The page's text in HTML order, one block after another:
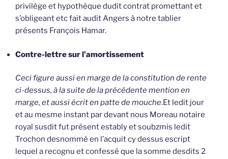
privilège et hypothèque dudit contrat promettant et
s’obligeant etc fait audit Angers à notre tablier
présents François Hamar.
Contre-lettre sur l’amortissement
Ceci figure aussi en marge de la constitution de rente
ci-dessus, à la suite de la précédente mention en
marge, et aussi écrit en patte de mouche.Et ledit jour
et au mesme instant par devant nous Moreau notaire
royal susdit fut présent estably et soubzmis ledit
Trochon desnommé en l’acquit cy dessus escript
lequel a recognu et confessé que la somme desdits 2